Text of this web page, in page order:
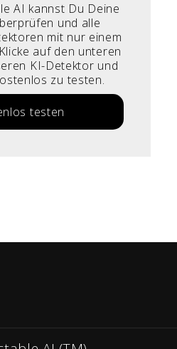
AI kannst Du Deine
und alle
mit nur einem
auf den unteren
KI-Detektor und
zu testen.
testen